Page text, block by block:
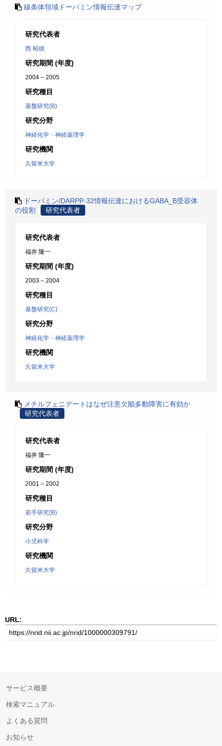
線条体領域ドーパミン情報伝達マップ
研究代表者
西 昭徳
研究期間 (年度)
2004 – 2005
研究種目
基盤研究(B)
研究分野
神経化学・神経薬理学
研究機関
久留米大学
ドーパミン/DARPP-32情報伝達におけるGABA_B受容体
の役割
研究代表者
研究代表者
福井 隆一
研究期間 (年度)
2003 – 2004
研究種目
基盤研究(C)
研究分野
神経化学・神経薬理学
研究機関
久留米大学
メチルフェニデートはなぜ注意欠陥多動障害に有効か
研究代表者
研究代表者
福井 隆一
研究期間 (年度)
2001 – 2002
研究種目
若手研究(B)
研究分野
小児科学
研究機関
久留米大学
URL:
サービス概要
検索マニュアル
よくある質問
お知らせ